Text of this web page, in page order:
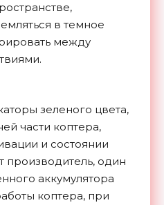
в темное
между
зеленого цвета,
части коптера,
и состоянии
производитель, один
аккумулятора
коптера, при